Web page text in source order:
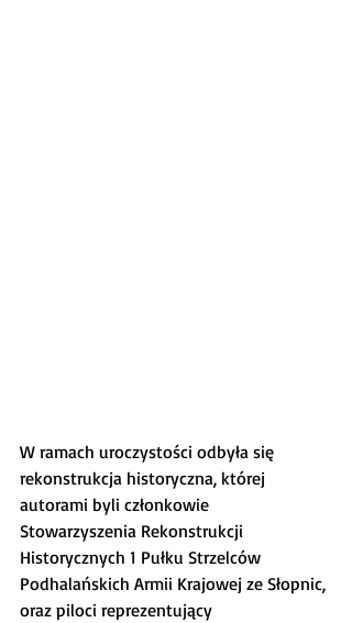
W ramach uroczystości odbyła się
rekonstrukcja historyczna, której
autorami byli członkowie
Stowarzyszenia Rekonstrukcji
Historycznych 1 Pułku Strzelców
Podhalańskich Armii Krajowej ze Słopnic,
oraz piloci reprezentujący